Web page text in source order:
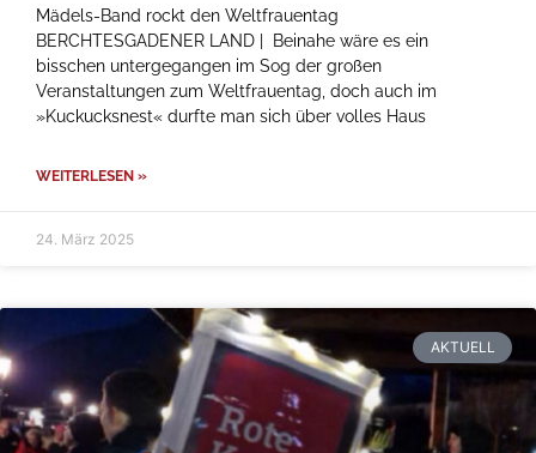
Mädels-Band rockt den Weltfrauentag
BERCHTESGADENER LAND | Beinahe wäre es ein
bisschen untergegangen im Sog der großen
Veranstaltungen zum Weltfrauentag, doch auch im
»Kuckucksnest« durfte man sich über volles Haus
WEITERLESEN »
24. März 2025
AKTUELL